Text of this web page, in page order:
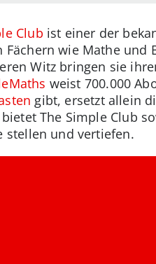
Club ist einer der
Fächern wie Mathe
Witz bringen sie
weist 700.000
gibt, ersetzt allein
The Simple Club
stellen und vertiefen.